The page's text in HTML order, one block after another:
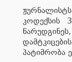
კოდექსის
პატიმრობა